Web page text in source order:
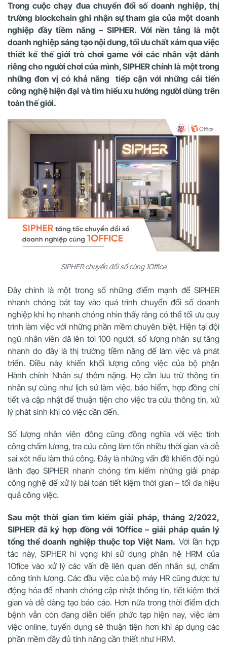
Trong cuộc chạy đua chuyển đổi số doanh nghiệp, thị
trường blockchain ghi nhận sự tham gia của một doanh
nghiệp đầy tiềm năng – SIPHER. Với nền tảng là một
doanh nghiệp sáng tạo nội dung, tối ưu chất xám qua việc
thiết kế thế giới trò chơi game với các nhân vật dành
riêng cho người chơi của mình, SIPHER chính là một trong
những đơn vị có khả năng tiếp cận với những cải tiến
công nghệ hiện đại và tìm hiểu xu hướng người dùng trên
toàn thế giới.
SIPHER chuyển đổi số cùng 1Office
Đây chính là một trong số những điểm mạnh để SIPHER
nhanh chóng bắt tay vào quá trình chuyển đổi số doanh
nghiệp khi họ nhanh chóng nhìn thấy rằng có thể tối ưu quy
trình làm việc với những phần mềm chuyên biệt. Hiện tại đội
ngũ nhân viên đã lên tới 100 người, số lượng nhân sự tăng
nhanh do đây là thị trường tiềm năng để làm việc và phát
triển. Điều này khiến khối lượng công việc của bộ phận
Hành chính Nhân sự thêm nặng. Họ cần lưu trữ thông tin
nhân sự cũng như lịch sử làm việc, bảo hiểm, hợp đồng chi
tiết và cập nhật để thuận tiện cho việc tra cứu thông tin, xử
lý phát sinh khi có việc cần đến.
Số lượng nhân viên đông cũng đồng nghĩa với việc tính
công chấm lương, tra cứu công làm tốn nhiều thời gian và dễ
sai xót nếu làm thủ công. Đây là những vấn đề khiến đội ngũ
lãnh đạo SIPHER nhanh chóng tìm kiếm những giải pháp
công nghệ để xử lý bài toán tiết kiệm thời gian – tối đa hiệu
quả công việc.
Sau một thời gian tìm kiếm giải pháp, tháng 2/2022,
SIPHER đã ký hợp đồng với 1Office – giải pháp quản lý
tổng thể doanh nghiệp thuộc top Việt Nam. Với lần hợp
tác này, SIPHER hi vọng khi sử dụng phân hệ HRM của
1Ofice vào xử lý các vấn đề liên quan đến nhân sự, chấm
công tính lương. Các đầu việc của bộ máy HR cũng được tự
động hóa để nhanh chóng cập nhật thông tin, tiết kiệm thời
gian và dễ dàng tạo báo cáo. Hơn nữa trong thời điểm dịch
bệnh vẫn còn đang diễn biến phức tạp hiện nay, việc làm
việc online, tuyển dụng sẽ thuận tiện hơn khi áp dụng các
phần mềm đầy đủ tính năng cần thiết như HRM.